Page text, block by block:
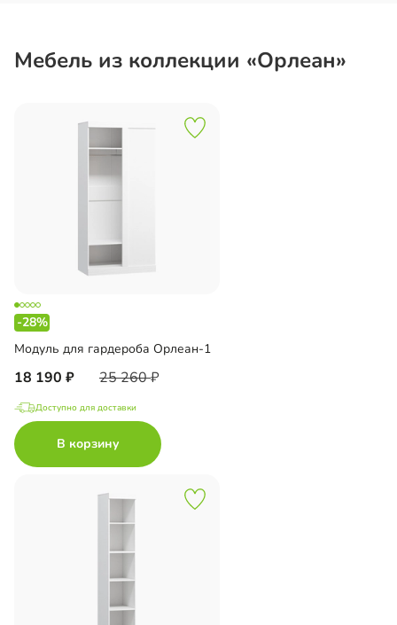
Мебель из коллекции «Орлеан»
-28%
Модуль для гардероба Орлеан-1
18 190 25 260
Доступно для доставки
В корзину